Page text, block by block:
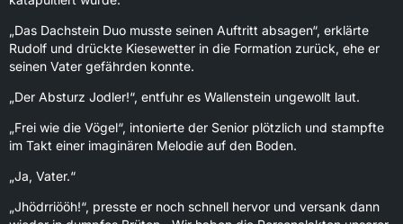
„Das Dachstein Duo musste seinen Auftritt absagen“, erklärte
Rudolf und drückte Kiesewetter in die Formation zurück, ehe er
seinen Vater gefährden konnte.
„Der Absturz Jodler!“, entfuhr es Wallenstein ungewollt laut.
„Frei wie die Vögel“, intonierte der Senior plötzlich und stampfte
im Takt einer imaginären Melodie auf den Boden.
„Ja, Vater.“
„Jhödrriööh!“, presste er noch schnell hervor und versank dann